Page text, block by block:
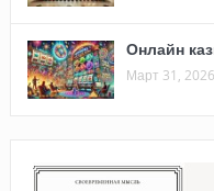
Онлайн
Март 31, 2026